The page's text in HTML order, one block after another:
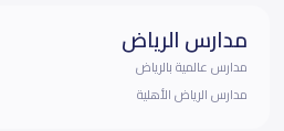
مدارس الرياض
مدارس عالمية بالرياض
مدارس الرياض الأهلية